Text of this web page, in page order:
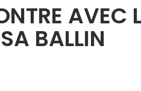
AVEC
BALLIN